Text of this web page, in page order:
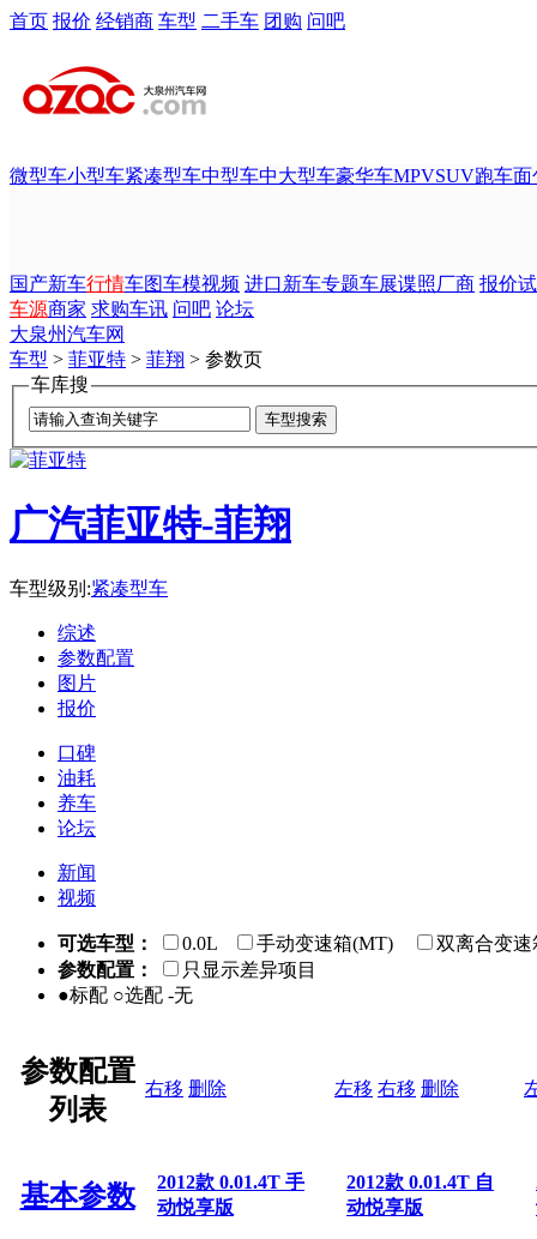
首页 报价 经销商 车型 二手车 团购 问吧
微型车小型车紧凑型车中型车中大型车豪华车MPVSUV跑车面
国产新车行情车图车模视频 进口新车专题车展谍照厂商 报价
车源商家 求购车讯 问吧 论坛
大泉州汽车网
车型 > 菲亚特 > 菲翔 > 参数页
车库搜
广汽菲亚特-菲翔
车型级别:紧凑型车
综述
参数配置
图片
报价
口碑
油耗
养车
论坛
新闻
视频
可选车型： 0.0L 手动变速箱(MT)
双离合变
参数配置：
只显示差异项目
●标配 ○选配 -无
参数配置
列表
右移 删除 左移 右移 删除
基本参数
2012款 0.01.4T 手
动悦享版
2012款 0.01.4T 自
动悦享版